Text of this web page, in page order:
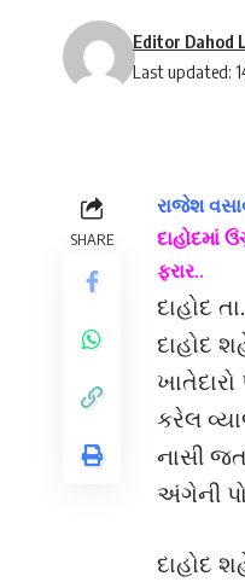
Last updated:
Editor Dahod
SHARE
રાજેશ
દાહોદમાં
ફરાર..
દાહોદ
દાહોદ
કરેલ
નાસી
અંગેની
દાહોદ